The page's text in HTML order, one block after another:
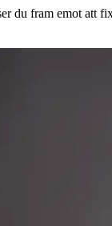
du fram emot